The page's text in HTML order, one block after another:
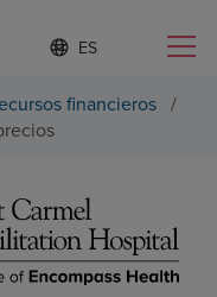
Lista
de
contraída
d
o
m
l
e
c
c
financieros /